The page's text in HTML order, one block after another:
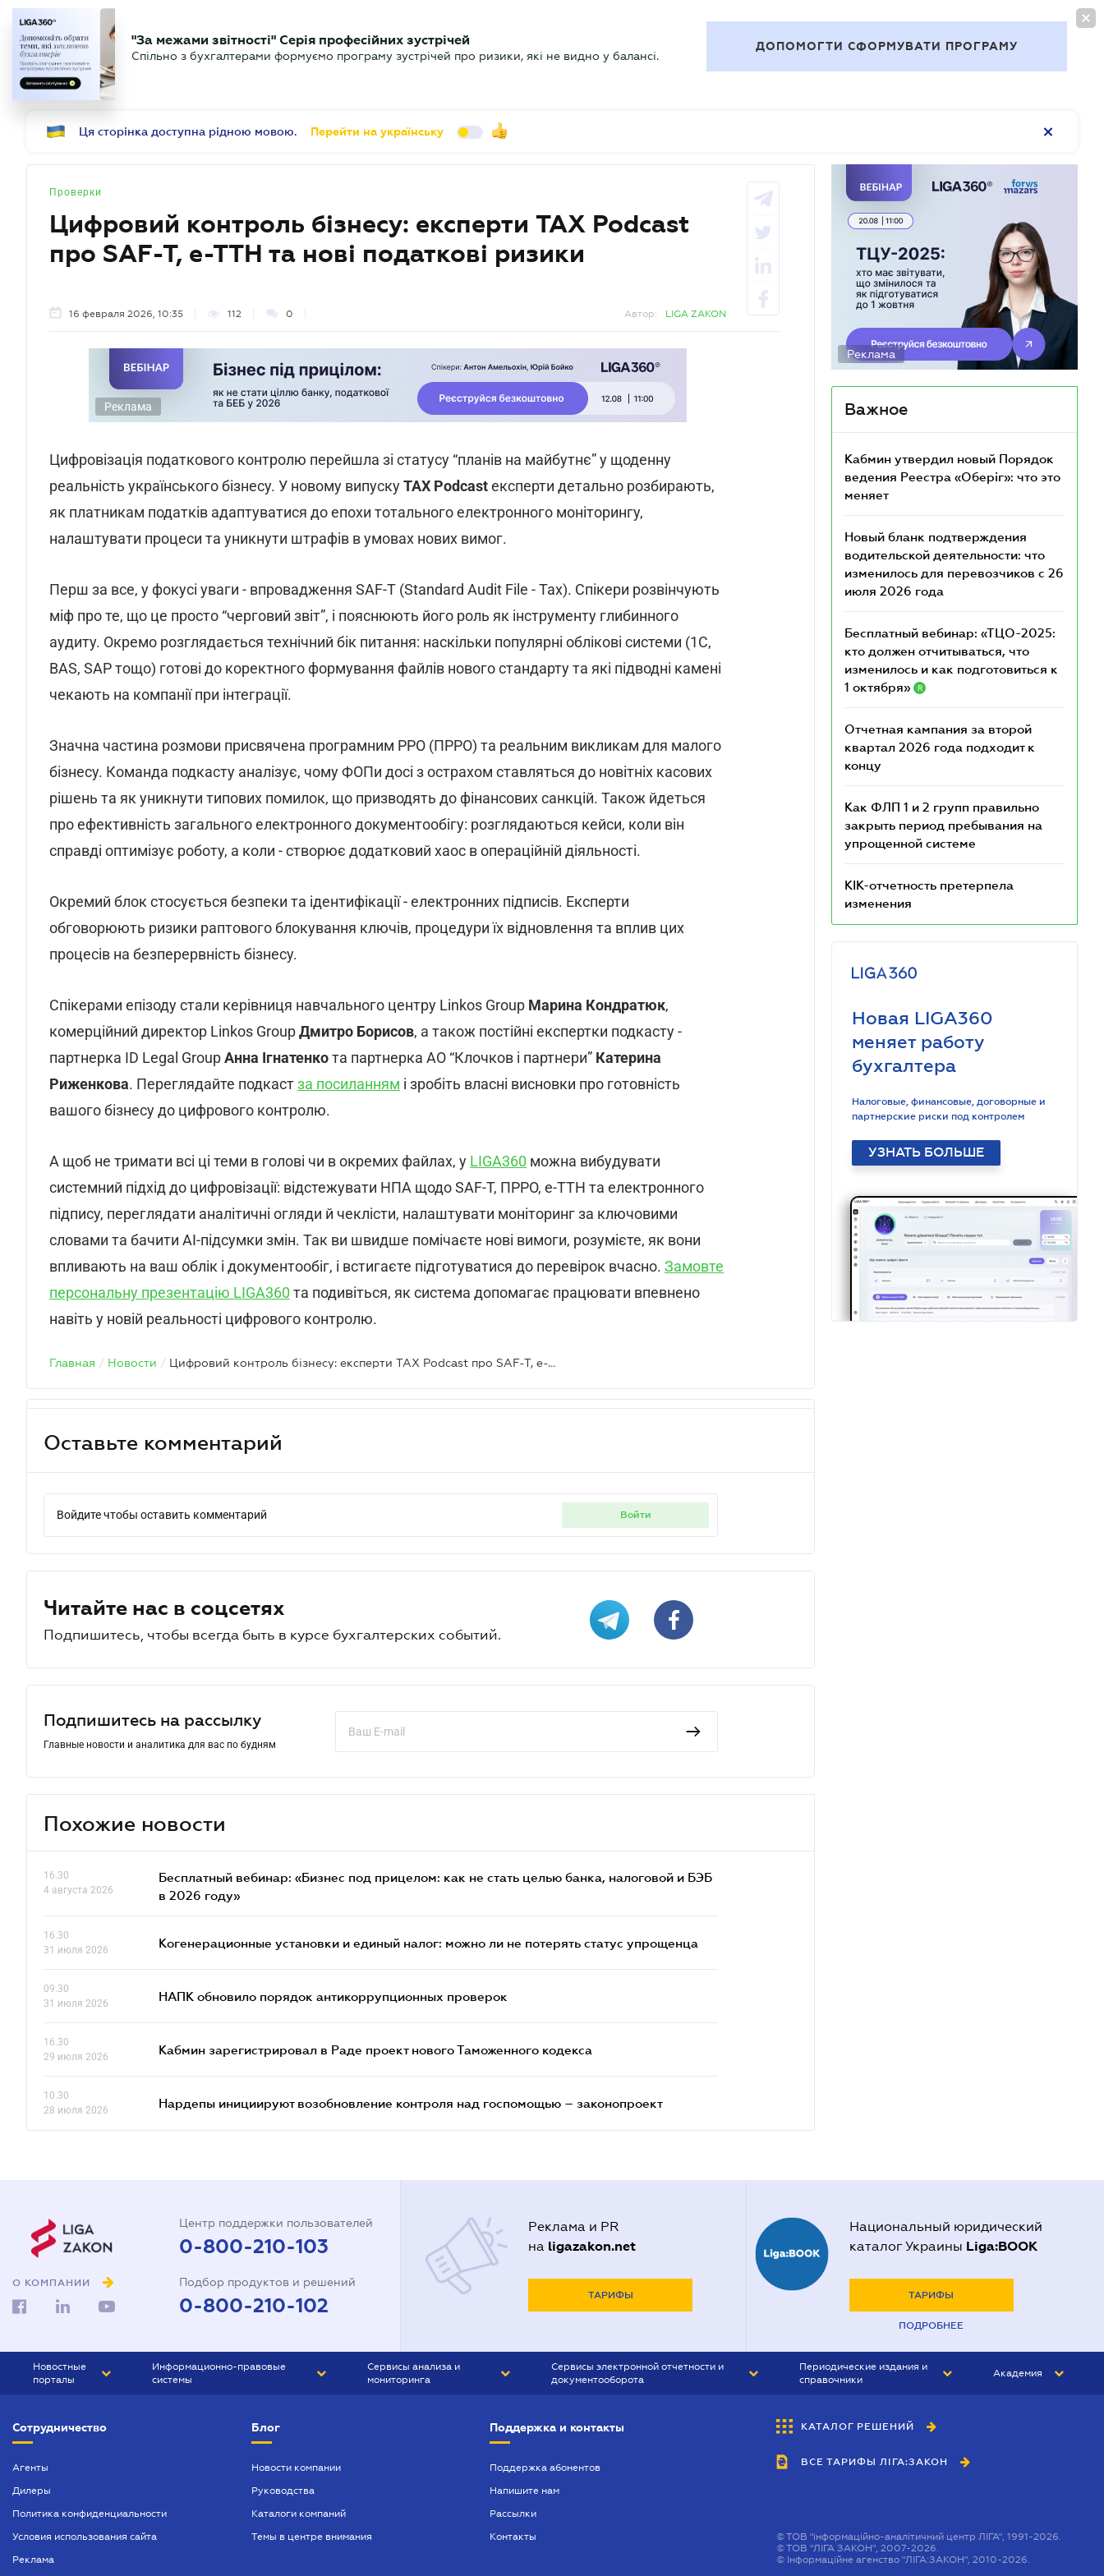
БУХГАЛТЕР Новости Аналитика Календарь Актуально
"За межами звітності" Серія професійних зустрічей
Спільно з бухгалтерами формуємо програму зустрічей про ризики, які не видно у балансі.
ДОПОМОГТИ СФОРМУВАТИ ПРОГРАМУ
Ця сторінка доступна рідною мовою. Перейти на українську
Проверки
Цифровий контроль бізнесу: експерти TAX Podcast
про SAF-T, е-ТТН та нові податкові ризики
16 февраля 2026, 10:35 112 0 Автор: LIGA ZAKON
Реклама
Цифровізація податкового контролю перейшла зі статусу “планів на майбутнє” у щоденну
реальність українського бізнесу. У новому випускуTAX Podcastексперти детально розбирають,
як платникам податків адаптуватися до епохи тотального електронного моніторингу,
налаштувати процеси та уникнути штрафів в умовах нових вимог.
Перш за все, у фокусі уваги - впровадження SAF-T (Standard Audit File - Tax). Спікери розвінчують
міф про те, що це просто “черговий звіт”, і пояснюють його роль як інструменту глибинного
аудиту. Окремо розглядається технічний бік питання: наскільки популярні облікові системи (1С,
BAS, SAP тощо) готові до коректного формування файлів нового стандарту та які підводні камені
чекають на компанії при інтеграції.
Значна частина розмови присвячена програмним РРО (ПРРО) та реальним викликам для малого
бізнесу. Команда подкасту аналізує, чому ФОПи досі з острахом ставляться до новітніх касових
рішень та як уникнути типових помилок, що призводять до фінансових санкцій. Також йдеться
про ефективність загального електронного документообігу: розглядаються кейси, коли він
справді оптимізує роботу, а коли - створює додатковий хаос в операційній діяльності.
Окремий блок стосується безпеки та ідентифікації - електронних підписів. Експерти
обговорюють ризики раптового блокування ключів, процедури їх відновлення та вплив цих
процесів на безперервність бізнесу.
Спікерами епізоду стали керівниця навчального центру Linkos Group Марина Кондратюк,
комерційний директор Linkos GroupДмитро Борисов, а також постійні експертки подкасту -
партнерка ID Legal GroupАнна Ігнатенкота партнерка АО “Клочков і партнери” Катерина
Риженкова. Переглядайте подкастза посиланням і зробіть власні висновки про готовність
вашого бізнесу до цифрового контролю.
А щоб не тримати всі ці теми в голові чи в окремих файлах, у LIGA360 можна вибудувати
системний підхід до цифровізації: відстежувати НПА щодо SAF-T, ПРРО, е-ТТН та електронного
підпису, переглядати аналітичні огляди й чеклісти, налаштувати моніторинг за ключовими
словами та бачити AI-підсумки змін. Так ви швидше помічаєте нові вимоги, розумієте, як вони
впливають на ваш облік і документообіг, і встигаєте підготуватися до перевірок вчасно. Замовте
персональну презентацію LIGA360 та подивіться, як система допомагає працювати впевнено
навіть у новій реальності цифрового контролю.
Главная / Новости / Цифровий контроль бізнесу: експерти TAX Podcast про SAF-T, е-ТТН та нові податкові ризики
Оставьте комментарий
Войдите чтобы оставить комментарий войти
Читайте нас в соцсетях
Подпишитесь, чтобы всегда быть в курсе бухгалтерских событий.
Подпишитесь на рассылку
Главные новости и аналитика для вас по будням
Похожие новости
16.30
4 августа 2026
Бесплатный вебинар: «Бизнес под прицелом: как не стать целью банка, налоговой и БЭБ
в 2026 году»
16.30
31 июля 2026
Когенерационные установки и единый налог: можно ли не потерять статус упрощенца
09.30
31 июля 2026
НАПК обновило порядок антикоррупционных проверок
16.30
29 июля 2026
Кабмин зарегистрировал в Раде проект нового Таможенного кодекса
10.30
28 июля 2026
Нардепы инициируют возобновление контроля над госпомощью – законопроект
Реклама
Важное
Кабмин утвердил новый Порядок
ведения Реестра «Оберіг»: что это
меняет
Новый бланк подтверждения
водительской деятельности: что
изменилось для перевозчиков с 26
июля 2026 года
Бесплатный вебинар: «ТЦО-2025:
кто должен отчитываться, что
изменилось и как подготовиться к
1 октября»
R
Отчетная кампания за второй
квартал 2026 года подходит к
концу
Как ФЛП 1 и 2 групп правильно
закрыть период пребывания на
упрощенной системе
КІК-отчетность претерпела
изменения
Новая LIGA360
меняет работу
бухгалтера
Налоговые, финансовые, договорные и
партнерские риски под контролем
УЗНАТЬ БОЛЬШЕ
О КОМПАНИИ
Центр поддержки пользователей
0-800-210-103
Подбор продуктов и решений
0-800-210-102
Реклама и PR
на ligazakon.net
ТАРИФЫ
Национальный юридический
каталог Украины Liga:BOOK
ТАРИФЫ
ПОДРОБНЕЕ
Новостные
порталы
БИЗНЕС
Информационно-правовые
системы
БУХГАЛТЕР ПРОФ
ЮРИСТ ПРОФ
Сервисы анализа и
мониторинга
Сервисы электронной отчетности и
документооборота
Периодические издания и
справочники
БУХГАЛТЕР&ЗАКОН
ВЕСТНИК МСФО
Академия
Сотрудничество
Агенты
Дилеры
Политика конфиденциальности
Условия использования сайта
Реклама
Блог
Новости компании
Руководства
Каталоги компаний
Темы в центре внимания
Поддержка и контакты
Поддержка абонентов
Напишите нам
Рассылки
Контакты
КАТАЛОГ РЕШЕНИЙ
ВСЕ ТАРИФЫ ЛІГА:ЗАКОН
©ТОВ "інформаційно-аналітичний центр ЛІГА", 1991-2026.
©ТОВ "ЛІГА ЗАКОН", 2007-2026.
© Інформаційне агенство "ЛІГА:ЗАКОН", 2010-2026.